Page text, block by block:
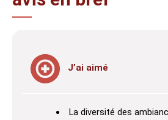
J’ai aimé
La diversité des